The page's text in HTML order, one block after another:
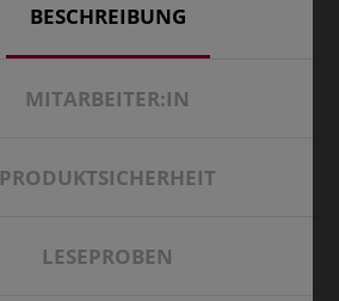
BESCHREIBUNG
MITARBEITER:IN
PRODUKTSICHERHEIT
LESEPROBEN